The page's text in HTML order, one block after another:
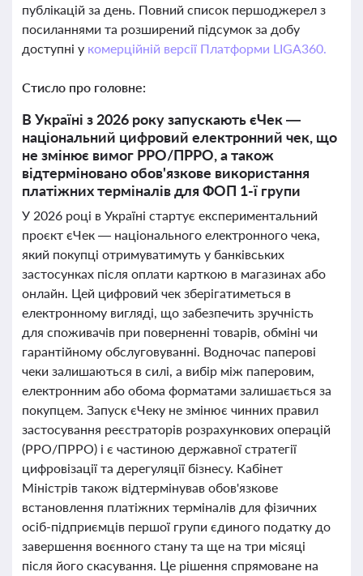
публікацій за день. Повний список першоджерел з
посиланнями та розширений підсумок за добу
доступні у комерційній версії Платформи LIGA360.
Стисло про головне:
В Україні з 2026 року запускають єЧек —
національний цифровий електронний чек, що
не змінює вимог РРО/ПРРО, а також
відтерміновано обов'язкове використання
платіжних терміналів для ФОП 1-ї групи
У 2026 році в Україні стартує експериментальний
проєкт єЧек — національного електронного чека,
який покупці отримуватимуть у банківських
застосунках після оплати карткою в магазинах або
онлайн. Цей цифровий чек зберігатиметься в
електронному вигляді, що забезпечить зручність
для споживачів при поверненні товарів, обміні чи
гарантійному обслуговуванні. Водночас паперові
чеки залишаються в силі, а вибір між паперовим,
електронним або обома форматами залишається за
покупцем. Запуск єЧеку не змінює чинних правил
застосування реєстраторів розрахункових операцій
(РРО/ПРРО) і є частиною державної стратегії
цифровізації та дерегуляції бізнесу. Кабінет
Міністрів також відтермінував обов'язкове
встановлення платіжних терміналів для фізичних
осіб-підприємців першої групи єдиного податку до
завершення воєнного стану та ще на три місяці
після його скасування. Це рішення спрямоване на